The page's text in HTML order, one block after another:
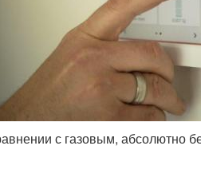
с газовым, абсолютно